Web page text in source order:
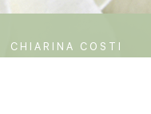
CHIARINA COSTI